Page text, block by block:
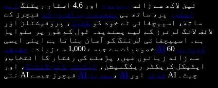
تین لاکھ سے زائد ریویوز اور 4.6 اسٹار ریٹنگ
ایپ
اسٹور
پر، ساتھ ہی متعدد ایپ آف دی ڈے فیچرز کے
ساتھ، اسپیچفائی نے خود کو طلبا ، پروفیشنلز اور
لائف لانگ لرنرز کے لیے پسندیدہ ٹول کے طور پر منوایا
ہے۔ اسپیچفائی لرننگ کو آسان بناتا ہے اپنی ایسی
خصوصیات سے جیسے 1,000 سے زیادہ
حقیقی AI آوازیں 60
سے زائد زبانوں میں، پڑھنے کی رفتار کا انتخاب،
اپٹیکل کریکٹر ریکگنیشن،
ٹیکسٹ ہائی لائٹنگ، اور
AI سمریز ، AI کوئز اور AI چیٹ۔